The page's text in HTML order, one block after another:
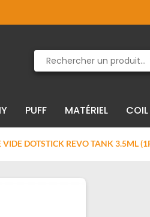
PUFF MATÉRIEL
VIDE DOTSTICK REVO TANK 3.5ML